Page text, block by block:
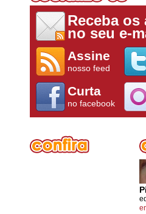
Receba
no seu e-
Assine
nosso feed
Curta
no facebook